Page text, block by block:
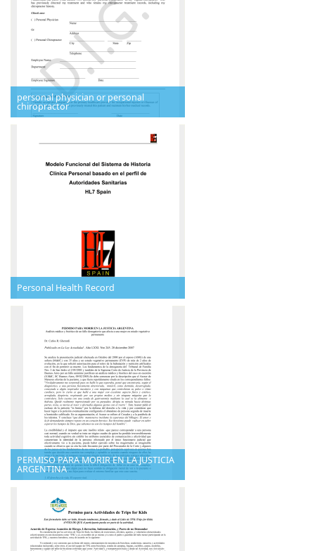
personal physician or personal
chiropractor
Personal Health Record
PERMISO PARA MORIR EN LA JUSTICIA
ARGENTINA